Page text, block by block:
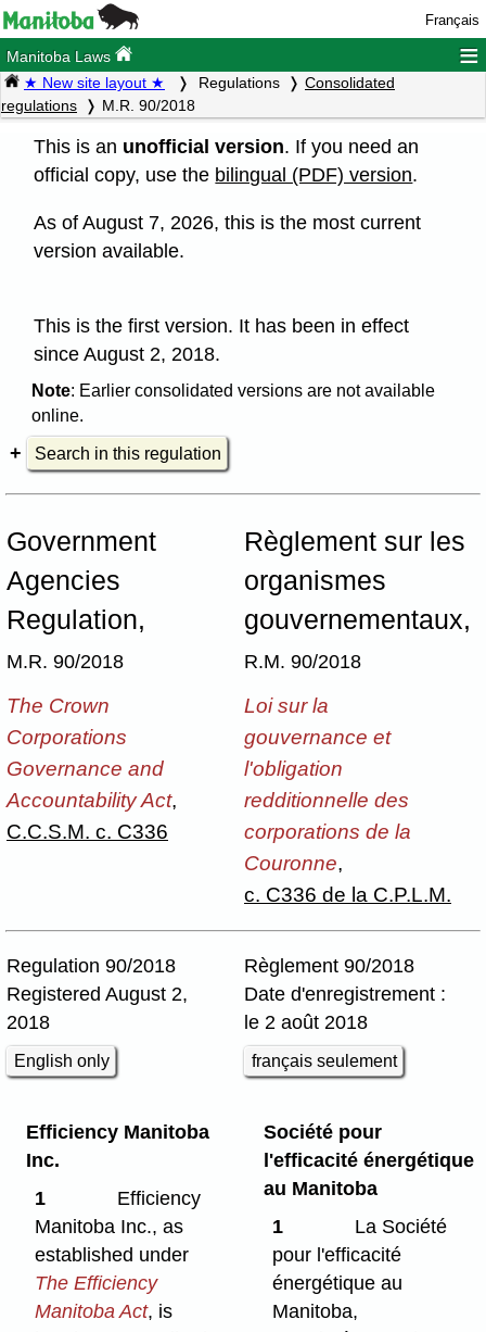
Français
Manitoba Laws ≡
★ New site layout ★ Regulations
Consolidated
regulations
M.R. 90/2018
This is an unofficial version. If you need an
official copy, use the bilingual (PDF) version.
As of August 7, 2026, this is the most current
version available.
This is the first version. It has been in effect
since August 2, 2018.
Note: Earlier consolidated versions are not available
online.
Search in this regulation
Government
Agencies
Regulation,
M.R. 90/2018
Règlement sur les
organismes
gouvernementaux,
R.M. 90/2018
The Crown
Corporations
Governance and
Accountability Act,
C.C.S.M. c. C336
Loi sur la
gouvernance et
l'obligation
redditionnelle des
corporations de la
Couronne,
c. C336 de la C.P.L.M.
Regulation 90/2018
Registered August 2,
2018
English only
Règlement 90/2018
Date d'enregistrement :
le 2 août 2018
français seulement
Efficiency Manitoba
Inc.
1
Efficiency
Manitoba Inc., as
established under
The Efficiency
Manitoba Act, is
Société pour
l'efficacité énergétique
au Manitoba
1
La Société
pour l'efficacité
énergétique au
Manitoba,